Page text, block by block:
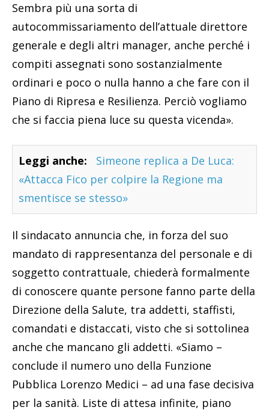
Sembra più una sorta di
autocommissariamento dell’attuale direttore
generale e degli altri manager, anche perché i
compiti assegnati sono sostanzialmente
ordinari e poco o nulla hanno a che fare con il
Piano di Ripresa e Resilienza. Perciò vogliamo
che si faccia piena luce su questa vicenda».
Leggi anche:
Simeone replica a De Luca:
«Attacca Fico per colpire la Regione ma
smentisce se stesso»
Il sindacato annuncia che, in forza del suo
mandato di rappresentanza del personale e di
soggetto contrattuale, chiederà formalmente
di conoscere quante persone fanno parte della
Direzione della Salute, tra addetti, staffisti,
comandati e distaccati, visto che si sottolinea
anche che mancano gli addetti. «Siamo –
conclude il numero uno della Funzione
Pubblica Lorenzo Medici – ad una fase decisiva
per la sanità. Liste di attesa infinite, piano